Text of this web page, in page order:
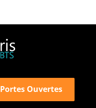
Portes Ouvertes